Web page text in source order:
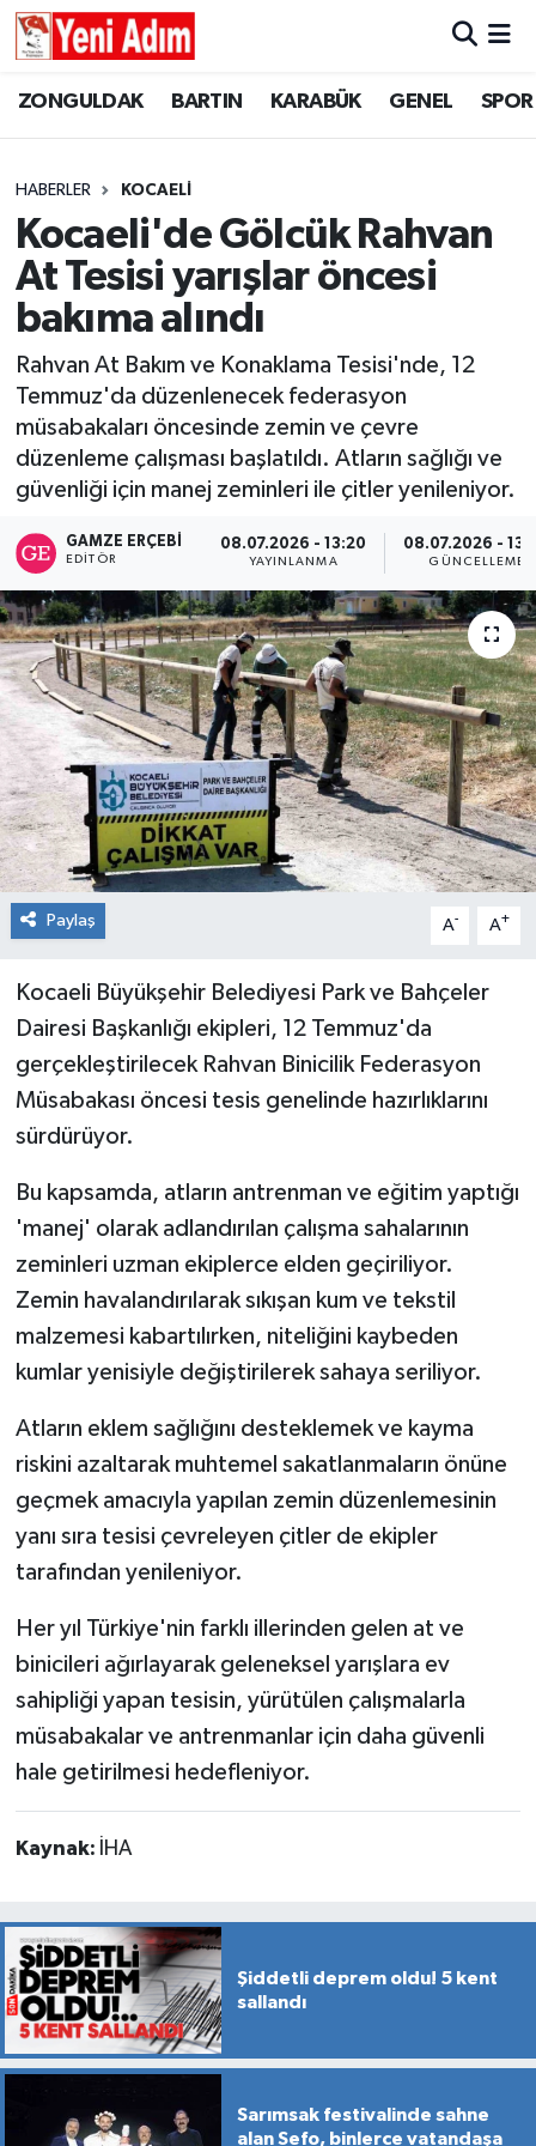
ZONGULDAK BARTIN KARABÜK GENEL SPOR
HABERLER KOCAELİ
Kocaeli'de Gölcük Rahvan
At Tesisi yarışlar öncesi
bakıma alındı
Rahvan At Bakım ve Konaklama Tesisi'nde, 12
Temmuz'da düzenlenecek federasyon
müsabakaları öncesinde zemin ve çevre
düzenleme çalışması başlatıldı. Atların sağlığı ve
güvenliği için manej zeminleri ile çitler yenileniyor.
GAMZE ERÇEBI
EDITÖR
08.07.2026 - 13:20
YAYINLANMA
08.07.2026 -
GÜNCELLEME
Paylaş A- A+
Kocaeli Büyükşehir Belediyesi Park ve Bahçeler
Dairesi Başkanlığı ekipleri, 12 Temmuz'da
gerçekleştirilecek Rahvan Binicilik Federasyon
Müsabakası öncesi tesis genelinde hazırlıklarını
sürdürüyor.
Bu kapsamda, atların antrenman ve eğitim yaptığı
'manej' olarak adlandırılan çalışma sahalarının
zeminleri uzman ekiplerce elden geçiriliyor.
Zemin havalandırılarak sıkışan kum ve tekstil
malzemesi kabartılırken, niteliğini kaybeden
kumlar yenisiyle değiştirilerek sahaya seriliyor.
Atların eklem sağlığını desteklemek ve kayma
riskini azaltarak muhtemel sakatlanmaların önüne
geçmek amacıyla yapılan zemin düzenlemesinin
yanı sıra tesisi çevreleyen çitler de ekipler
tarafından yenileniyor.
Her yıl Türkiye'nin farklı illerinden gelen at ve
binicileri ağırlayarak geleneksel yarışlara ev
sahipliği yapan tesisin, yürütülen çalışmalarla
müsabakalar ve antrenmanlar için daha güvenli
hale getirilmesi hedefleniyor.
Kaynak: İHA
Şiddetli deprem oldu! 5 kent
sallandı
Sarımsak festivalinde sahne
alan Sefo, binlerce vatandaşa
ZONGULDAK
GÜNCEL
SİYASET
RESMİ İLAN
ZONGULDAK
KARABÜK
GENEL
SPOR
SİYASET
SAĞLIK
Künye
Zonguldak Hava Durumu
Süper Lig Puan Durumu ve Fikstür
Tüm Manşetler
Son Dakika Haberleri
Haber Arşivi